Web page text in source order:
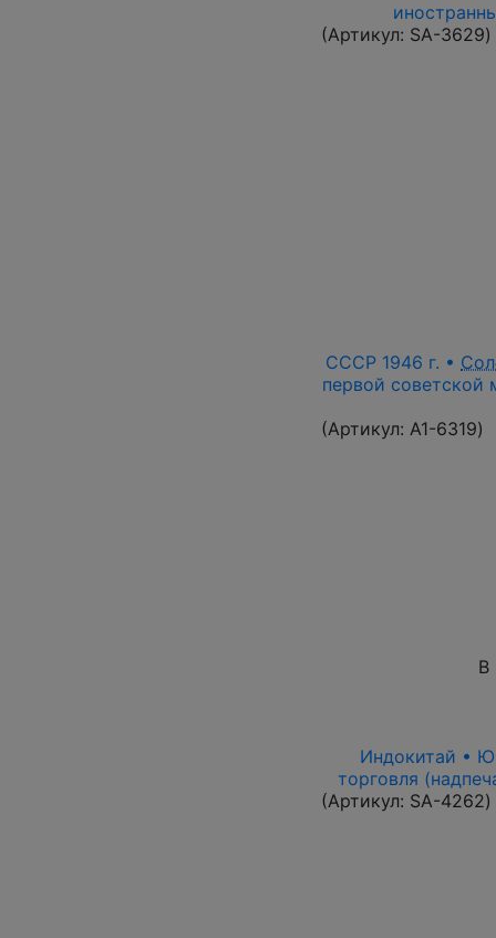
(Артикул: SA-3629)
СССР 1946 г. •
первой советской
(Артикул: A1-6319)
В
Индокитай •
торговля
(Артикул: SA-4262)